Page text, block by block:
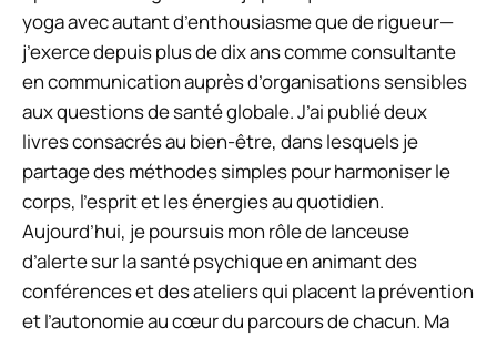
yoga avec autant d’enthousiasme que de rigueur—
j’exerce depuis plus de dix ans comme consultante
en communication auprès d’organisations sensibles
aux questions de santé globale. J’ai publié deux
livres consacrés au bien-être, dans lesquels je
partage des méthodes simples pour harmoniser le
corps, l’esprit et les énergies au quotidien.
Aujourd’hui, je poursuis mon rôle de lanceuse
d’alerte sur la santé psychique en animant des
conférences et des ateliers qui placent la prévention
et l’autonomie au cœur du parcours de chacun. Ma